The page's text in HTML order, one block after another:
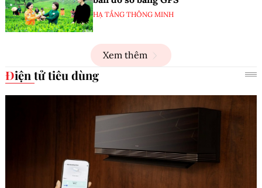
HẠ TẦNG THÔNG MINH
Xem thêm
Điện tử tiêu dùng